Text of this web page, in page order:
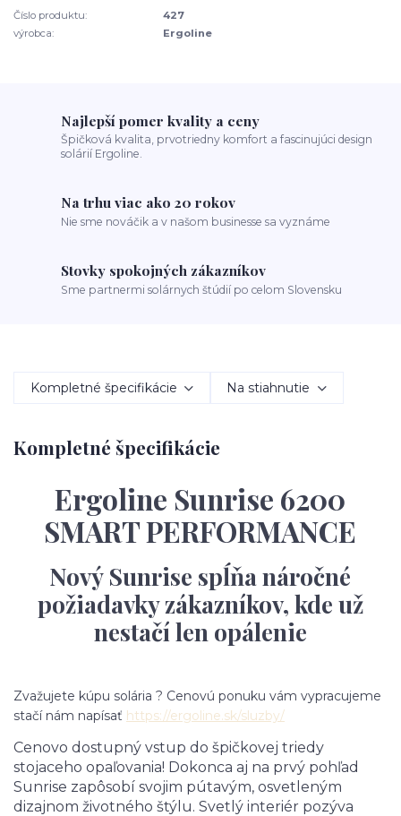
Číslo produktu:
427
výrobca:
Ergoline
Najlepší pomer kvality a ceny
Špičková kvalita, prvotriedny komfort a fascinujúci design
solárií Ergoline.
Na trhu viac ako 20 rokov
Nie sme nováčik a v našom businesse sa vyznáme
Stovky spokojných zákazníkov
Sme partnermi solárnych štúdií po celom Slovensku
Kompletné špecifikácie Na stiahnutie
Kompletné špecifikácie
Ergoline Sunrise 6200
SMART PERFORMANCE
Nový Sunrise spĺňa náročné
požiadavky zákazníkov, kde už
nestačí len opálenie
Zvažujete kúpu solária ? Cenovú ponuku vám vypracujeme
stačí nám napísať https://ergoline.sk/sluzby/
Cenovo dostupný vstup do špičkovej triedy
stojaceho opaľovania! Dokonca aj na prvý pohľad
Sunrise zapôsobí svojim pútavým, osvetleným
dizajnom životného štýlu. Svetlý interiér pozýva